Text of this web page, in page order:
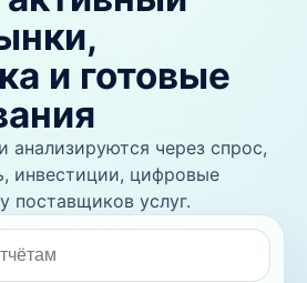
и готовые
анализируются через спрос,
инвестиции, цифровые
поставщиков услуг.